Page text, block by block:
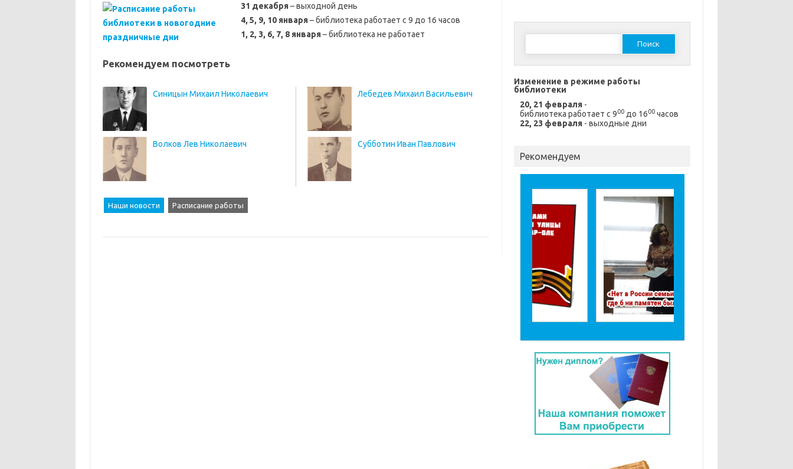
31 декабря– выходной день
4, 5, 9, 10 января– библиотека работает с 9 до 16 часов
1, 2, 3, 6, 7, 8 января– библиотека не работает
Рекомендуем посмотреть
Синицын Михаил Николаевич
Волков Лев Николаевич
Лебедев Михаил Васильевич
Субботин Иван Павлович
Наши новости Расписание работы
Найти:
Изменение в режиме работы
библиотеки
20, 21 февраля -
библиотека работает с 900 до 1600 часов
22, 23 февраля - выходные дни
Рекомендуем